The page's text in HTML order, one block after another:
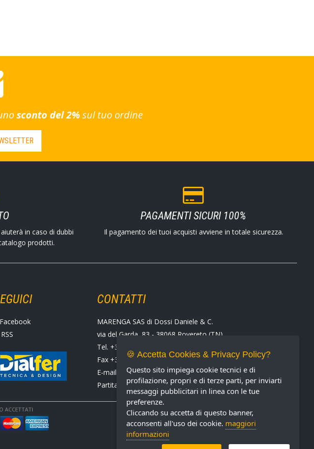
sconto del 2%sul tuo ordine
in caso di dubbi
prodotti.
PAGAMENTI SICURI 100%
Il pagamento dei tuoi acquisti avviene in totale sicurezza.
CONTATTI
MARENGA SAS di Dossi Daniele & C.
via del Garda, 83 - 38068 Rovereto (TN)
Tel. +39 0464 424258
Fax +39 0464 430938
E-mail:
marenga@marenga.it
Partita IVA IT02232370227
ACCETTATI
🍪 Accetta Cookies & Privacy Policy?
Questo sito impiega cookie tecnici e di
profilazione, propri e di terze parti, per inviarti
messaggi pubblicitari in linea con le tue
preferenze.
Cliccando su accetta di questo banner,
acconsenti all'uso dei cookie. maggiori
informazioni